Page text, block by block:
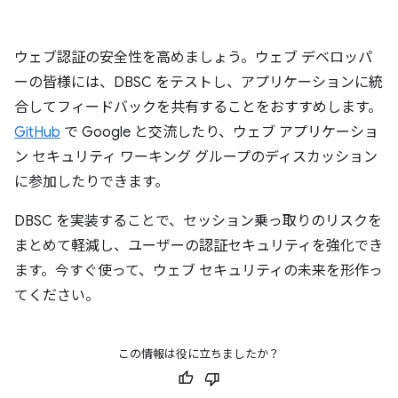
ウェブ認証の安全性を高めましょう。ウェブ デベロッパ
ーの皆様には、DBSC をテストし、アプリケーションに統
合してフィードバックを共有することをおすすめします。
GitHub で Google と交流したり、ウェブ アプリケーショ
ン セキュリティ ワーキング グループのディスカッション
に参加したりできます。
DBSC を実装することで、セッション乗っ取りのリスクを
まとめて軽減し、ユーザーの認証セキュリティを強化でき
ます。今すぐ使って、ウェブ セキュリティの未来を形作っ
てください。
この情報は役に立ちましたか？